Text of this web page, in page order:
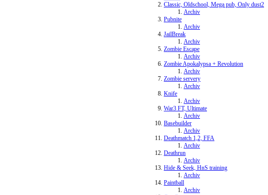
Classic, Oldschool, Mega pub, Only dust2
Archiv
Pubnite
Archiv
JailBreak
Archiv
Zombie Escape
Archiv
Zombie Apokalypsa + Revolution
Archiv
Zombie servery
Archiv
Knife
Archiv
War3 FT, Ultimate
Archiv
Basebuilder
Archiv
Deathmatch 1,2, FFA
Archiv
Deathrun
Archiv
Hide & Seek, HnS training
Archiv
Paintball
Archiv